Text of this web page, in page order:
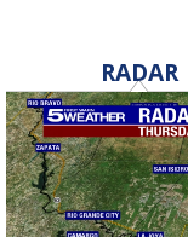
RADAR